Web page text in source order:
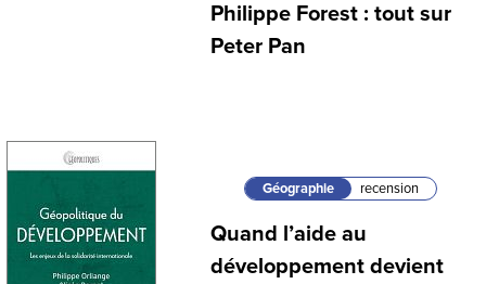
Philippe Forest : tout sur
Peter Pan
Géographie recension
Quand l’aide au
développement devient